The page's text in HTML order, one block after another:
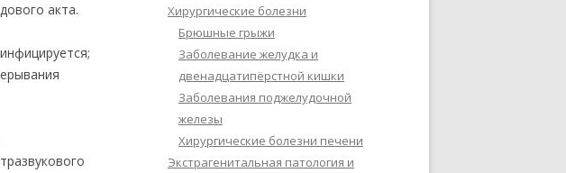
акта.
Хирургические болезни
Брюшные грыжи
Заболевание желудка и
двенадцатипёрстной кишки
Заболевания поджелудочной
железы
Хирургические болезни печени
Экстрагенитальная патология и